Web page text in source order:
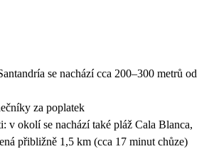
se nachází cca 200–300 metrů od
za poplatek
v okolí se nachází také pláž Cala Blanca,
přibližně 1,5 km (cca 17 minut chůze)